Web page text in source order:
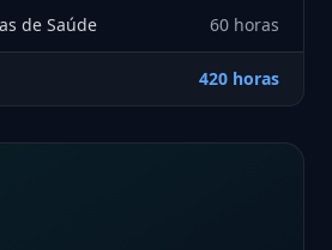
de Saúde 60 horas
420 horas